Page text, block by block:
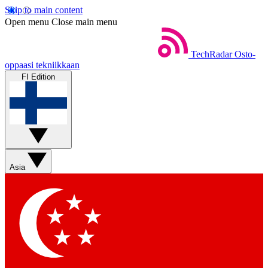
Skip to main content
Open menu Close main menu
TechRadar Osto-
oppaasi tekniikkaan
FI Edition
Asia